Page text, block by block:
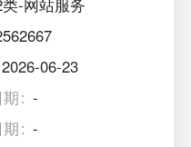
-网站服务
2026-06-23
-
-